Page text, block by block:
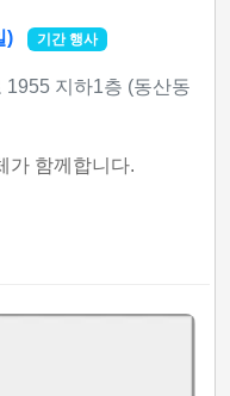
) 기간 행사
지하1층 (동산동
가 함께합니다.